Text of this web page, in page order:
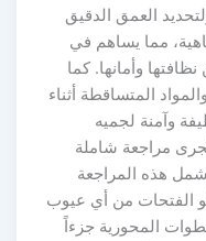
الدقيق
يساهم في
كما
أثناء
لجميه
شاملة
المراجعة
من أي عيوب
جزءاً